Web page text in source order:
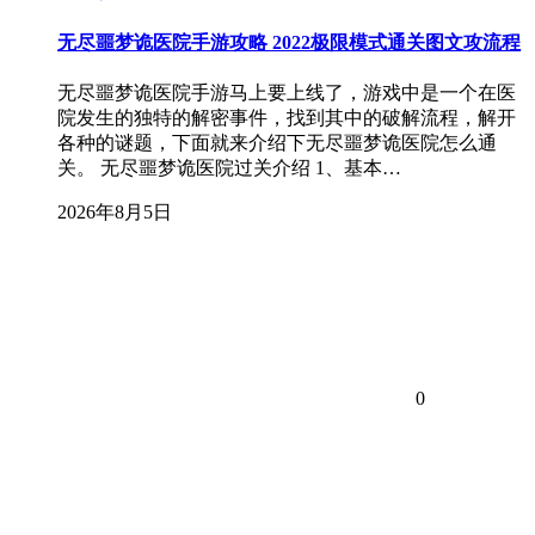
无尽噩梦诡医院手游攻略 2022极限模式通关图文攻流程
无尽噩梦诡医院手游马上要上线了，游戏中是一个在医
院发生的独特的解密事件，找到其中的破解流程，解开
各种的谜题，下面就来介绍下无尽噩梦诡医院怎么通
关。 无尽噩梦诡医院过关介绍 1、基本…
2026年8月5日
0